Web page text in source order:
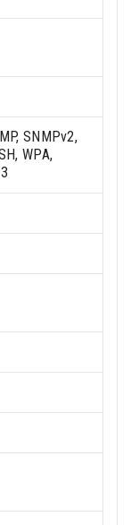
SNMPv2,
WPA,